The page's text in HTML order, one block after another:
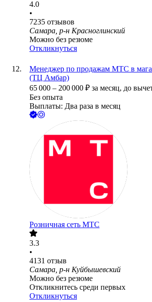
4.0
•
7235 отзывов
Самара, р-н Красноглинский
Можно без резюме
Откликнуться
Менеджер по продажам МТС в
(ТЦ Амбар)
65 000 – 200 000 ₽ за месяц, до
Без опыта
Выплаты: Два раза в месяц
Розничная сеть МТС
3.3
•
4131 отзыв
Самара, р-н Куйбышевский
Можно без резюме
Откликнитесь среди первых
Откликнуться